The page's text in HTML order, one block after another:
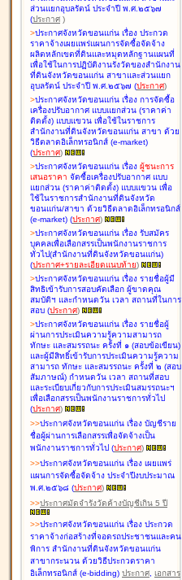
ส่วนแยกอุบลรัตน์ ประจำปี พ.ศ.๒๕๖๗
(ประกาศ )
>ประกาศจังหวัดขอนแก่น เรื่อง ประกวด
ราคาจ้างเผยแพร่แผนการจัดซื้อจัดจ้าง
ผลิตหลักเขตที่ดินและหมุดหลักฐานแผนที่
เพื่อใช้ในการปฏิบัติงานรังวัดของสำนักงาน
ที่ดินจังหวัดขอนแก่น สาขาและส่วนแยก
อุบลรัตน์ ประจำปี พ.ศ.๒๕๖๗ (ประกาศ)
>ประกาศจังหวัดขอนแก่น เรื่อง การจัดซื้อ
เครื่องปรับอากาศ แบบแยกส่วน (ราคาค่า
ติดตั้ง) แบบแขวน เพื่อใช้ในราชการ
สำนักงานที่ดินจังหวัดขอนแก่น สาขา ด้วย
วิธีตลาดอิเล็กทรอนิกส์ (e-market)
(ประกาศ)
>ประกาศจังหวัดขอนแก่น เรื่อง ผู้ชนะการ
เสนอราคา จัดซื้อเครื่องปรับอากาศ แบบ
แยกส่วน (ราคาค่าติดตั้ง) แบบแขวน เพื่อ
ใช้ในราชการสำนักงานที่ดินจังหวัด
ขอนแก่น/สาขา ด้วยวิธีตลาดอิเล็กทรอนิกส์
(e-market) (ประกาศ)
>ประกาศจังหวัดขอนแก่น เรื่อง รับสมัคร
บุคคลเพื่อเลือกสรรเป็นพนักงานราชการ
ทั่วไป(สำนักงานที่ดินจังหวัดขอนแก่น)
(ประกาศ+รายละเอียดแนบท้าย)
>ประกาศจังหวัดขอนแก่น เรื่อง รายชื่อผู้มี
สิทธิเข้ารับการสอบคัดเลือก ผู้ขาดคุณ
สมบัติฯ และกำหนดวัน เวลา สถานที่ในการ
สอบ (ประกาศ)
>ประกาศจังหวัดขอนแก่น เรื่อง รายชื่อผู้
ผ่านการประเมินความรู้ความสามารถ
ทักษะ และสมรรถนะ ครั้งที่ ๑ (สอบข้อเขียน)
และผู้มีสิทธิ์เข้ารับการประเมินความรู้ความ
สามารถ ทักษะ และสมรรถนะ ครั้งที่ ๒ (สอบ
สัมภาษณ์) กำหนดวัน เวลา สถานที่สอบ
และระเบียบเกี่ยวกับการประเมินสมรรถนะฯ
เพื่อเลือกสรรเป็นพนักงานราชการทั่วไป
(ประกาศ)
>>ประกาศจังหวัดขอนแก่น เรื่อง บัญชีราย
ชื่อผู้ผ่านการเลือกสรรเพื่อจัดจ้างเป็น
พนักงานราชการทั่วไป (ประกาศ)
>>ประกาศจังหวัดขอนแก่น เรื่อง เผยแพร่
แผนการจัดซื้อจัดจ้าง ประจำปีงบประมาณ
พ.ศ.๒๕๖๘ (ประกาศ)
>>ประกาศมัดจำรังวัดค้างบัญชีเกิน 5 ปี
>>ประกาศจังหวัดขอนแก่น เรื่อง ประกวด
ราคาจ้างก่อสร้างที่จอดรถประชาชนและคน
พิการ สำนักงานที่ดินจังหวัดขอนแก่น
สาขากระนวน ด้วยวิธีประกวดราคา
อิเล็กทรอนิกส์ (e-bidding) ประกาศ, เอกสาร